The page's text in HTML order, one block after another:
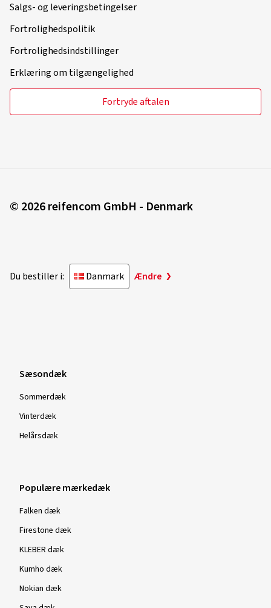
Salgs- og leveringsbetingelser
Fortrolighedspolitik
Fortrolighedsindstillinger
Erklæring om tilgængelighed
Fortryde aftalen
© 2026 reifencom GmbH - Denmark
Du bestiller i: Danmark Ændre
Sæsondæk
Sommerdæk
Vinterdæk
Helårsdæk
Populære mærkedæk
Falken dæk
Firestone dæk
KLEBER dæk
Kumho dæk
Nokian dæk